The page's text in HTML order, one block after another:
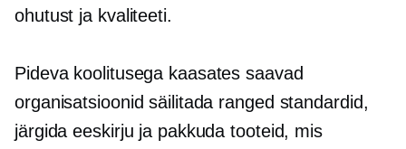
ohutust ja kvaliteeti.
Pideva koolitusega kaasates saavad
organisatsioonid säilitada ranged standardid,
järgida eeskirju ja pakkuda tooteid, mis